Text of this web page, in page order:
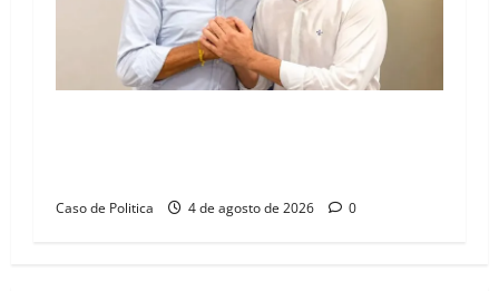
Caso de Politica 4 de agosto de 2026 0